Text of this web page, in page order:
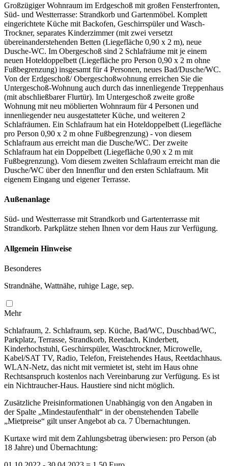
Großzügiger Wohnraum im Erdgeschoß mit großen Fensterfronten,
Süd- und Westterrasse: Strandkorb und Gartenmöbel. Komplett
eingerichtete Küche mit Backofen, Geschirrspüler und Wasch-
Trockner, separates Kinderzimmer (mit zwei versetzt
übereinanderstehenden Betten (Liegefläche 0,90 x 2 m), neue
Dusche-WC. Im Obergeschoß sind 2 Schlafräume mit je einem
neuen Hoteldoppelbett (Liegefläche pro Person 0,90 x 2 m ohne
Fußbegrenzung) insgesamt für 4 Personen, neues Bad/Dusche/WC.
Von der Erdgeschoß/ Obergeschoßwohnung erreichen Sie die
Untergeschoß-Wohnung auch durch das innenliegende Treppenhaus
(mit abschließbarer Flurtür). Im Untergeschoß zweite große
Wohnung mit neu möblierten Wohnraum für 4 Personen und
innenliegender neu ausgestatteter Küche, und weiteren 2
Schlafräumen. Ein Schlafraum hat ein Hoteldoppelbett (Liegefläche
pro Person 0,90 x 2 m ohne Fußbegrenzung) - von diesem
Schlafraum aus erreicht man die Dusche/WC. Der zweite
Schlafraum hat ein Doppelbett (Liegefläche 0,90 x 2 m mit
Fußbegrenzung). Vom diesem zweiten Schlafraum erreicht man die
Dusche/WC über den Innenflur und den ersten Schlafraum. Mit
eigenem Eingang und eigener Terrasse.
Außenanlage
Süd- und Westterrasse mit Strandkorb und Gartenterrasse mit
Strandkorb. Parkplätze stehen Ihnen vor dem Haus zur Verfügung.
Allgemein Hinweise
Besonderes
Strandnähe, Wattnähe, ruhige Lage, sep.
Mehr
Schlafraum, 2. Schlafraum, sep. Küche, Bad/WC, Duschbad/WC,
Parkplatz, Terrasse, Strandkorb, Reetdach, Kinderbett,
Kinderhochstuhl, Geschirrspüler, Waschtrockner, Microwelle,
Kabel/SAT TV, Radio, Telefon, Freistehendes Haus, Reetdachhaus.
WLAN-Netz, das nicht mit vermietet ist, steht im Haus ohne
Rechtsanspruch kostenlos nach Vereinbarung zur Verfügung. Es ist
ein Nichtraucher-Haus. Haustiere sind nicht möglich.
Zusätzliche Preisinformationen Unabhängig von den Angaben in
der Spalte „Mindestaufenthalt“ in der obenstehenden Tabelle
„Mietpreise“ gilt unser Angebot ab ca. 7 Übernachtungen.
Kurtaxe wird mit dem Zahlungsbetrag überwiesen: pro Person (ab
18 Jahre) und Übernachtung: